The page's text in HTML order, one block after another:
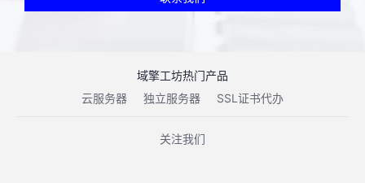
域擎工坊热门产品
云服务器
独立服务器 SSL证书代办
关注我们